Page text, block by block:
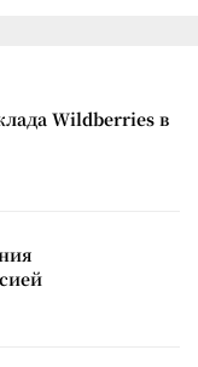
Wildberries в